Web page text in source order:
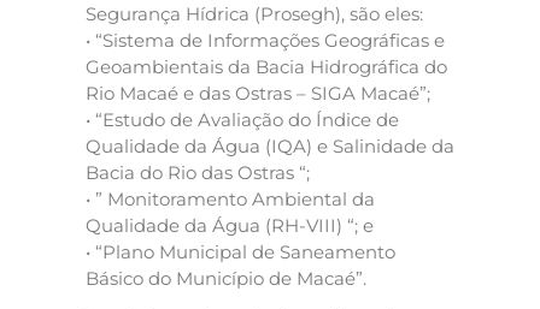
Segurança Hídrica (Prosegh), são eles:
• “Sistema de Informações Geográficas e
Geoambientais da Bacia Hidrográfica do
Rio Macaé e das Ostras – SIGA Macaé”;
• “Estudo de Avaliação do Índice de
Qualidade da Água (IQA) e Salinidade da
Bacia do Rio das Ostras “;
• ” Monitoramento Ambiental da
Qualidade da Água (RH-VIII) “; e
• “Plano Municipal de Saneamento
Básico do Município de Macaé”.